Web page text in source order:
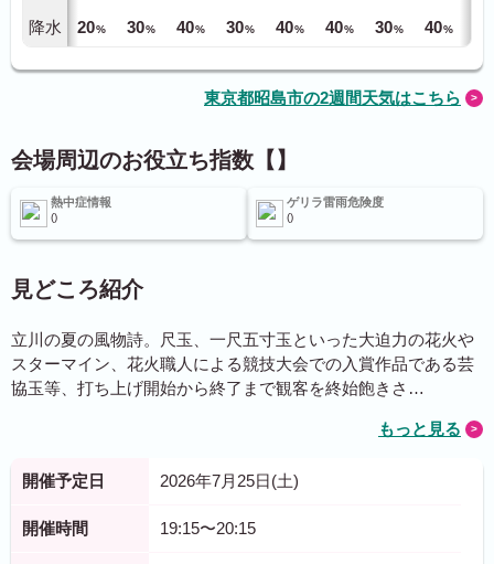
降水
20% 30% 40% 30% 40% 40% 30% 40%
東京都昭島市の2週間天気はこちら
会場周辺のお役立ち指数【】
熱中症情報 ゲリラ雷雨危険度
見どころ紹介
立川の夏の風物詩。尺玉、一尺五寸玉といった大迫力の花火や
スターマイン、花火職人による競技大会での入賞作品である芸
協玉等、打ち上げ開始から終了まで観客を終始飽きさ…
もっと見る
開催予定日 2026年7月25日(土)
開催時間 19:15〜20:15